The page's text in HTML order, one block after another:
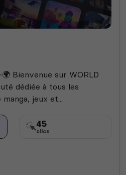
Bienvenue sur WORLD
dédiée à tous les
jeux et...
45
clics